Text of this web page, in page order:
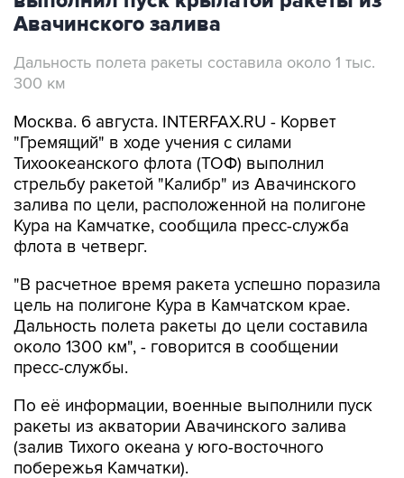
Дальность полета ракеты составила около 1 тыс.
Москва. 6 августа. INTERFAX.RU - Корвет
Тихоокеанского флота (ТОФ) выполнил
стрельбу ракетой "Калибр" из Авачинского
залива по цели, расположенной на полигоне
Кура на Камчатке, сообщила пресс-служба
флота в четверг.
"В расчетное время ракета успешно поразила
Дальность полета ракеты до цели составила
около 1300 км", - говорится в сообщении
пресс-службы.
По её информации, военные выполнили пуск
(залив Тихого океана у юго-восточного
побережья Камчатки).
"Боевое упражнение выполнялось в сложной